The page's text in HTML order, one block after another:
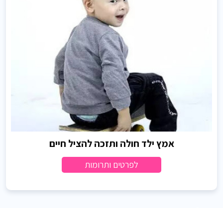
אמץ ילד חולה ותזכה להציל חיים
לפרטים ותרומות